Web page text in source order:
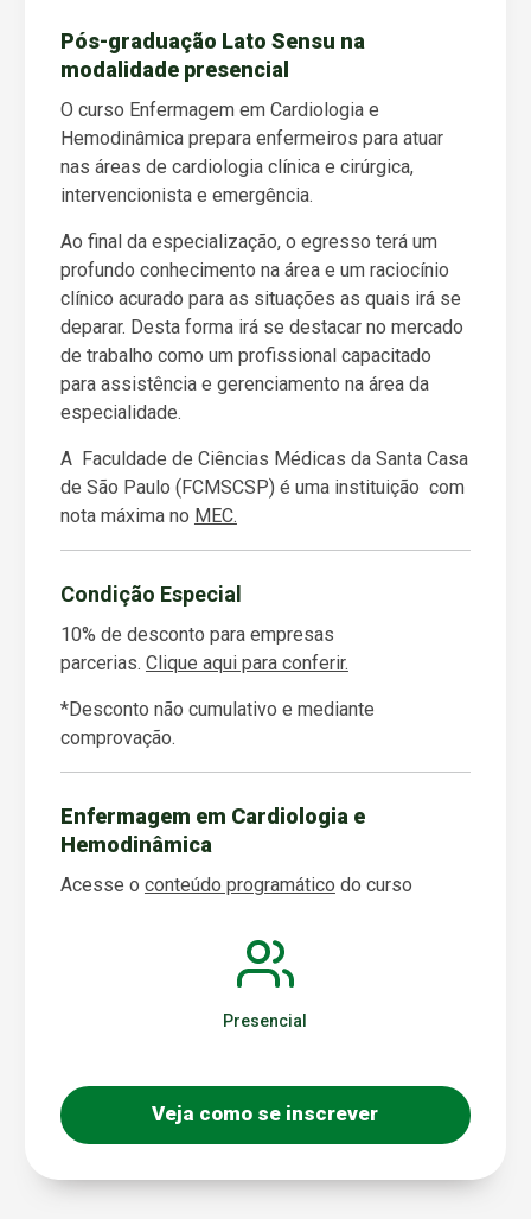
Pós-graduação Lato Sensu na
modalidade presencial
O curso Enfermagem em Cardiologia e
Hemodinâmica prepara enfermeiros para atuar
nas áreas de cardiologia clínica e cirúrgica,
intervencionista e emergência.
Ao final da especialização, o egresso terá um
profundo conhecimento na área e um raciocínio
clínico acurado para as situações as quais irá se
deparar. Desta forma irá se destacar no mercado
de trabalho como um profissional capacitado
para assistência e gerenciamento na área da
especialidade.
A Faculdade de Ciências Médicas da Santa Casa
de São Paulo (FCMSCSP) é uma instituição com
nota máxima no MEC.
Condição Especial
10% de desconto para empresas
parcerias. Clique aqui para conferir.
*Desconto não cumulativo e mediante
comprovação.
Enfermagem em Cardiologia e
Hemodinâmica
Acesse o conteúdo programático do curso
Presencial
Veja como se inscrever